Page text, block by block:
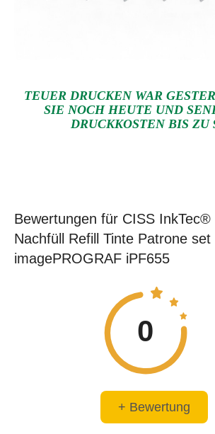
TEUER DRUCKEN WAR
SIE NOCH HEUTE UND
DRUCKKOSTEN BIS ZU
Bewertungen für CISS InkTec®
Nachfüll Refill Tinte Patrone set
imagePROGRAF iPF655
0
+ Bewertung